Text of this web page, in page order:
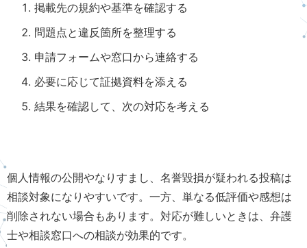
掲載先の規約や基準を確認する
問題点と違反箇所を整理する
申請フォームや窓口から連絡する
必要に応じて証拠資料を添える
結果を確認して、次の対応を考える
個人情報の公開やなりすまし、名誉毀損が疑われる投稿は
相談対象になりやすいです。一方、単なる低評価や感想は
削除されない場合もあります。対応が難しいときは、弁護
士や相談窓口への相談が効果的です。